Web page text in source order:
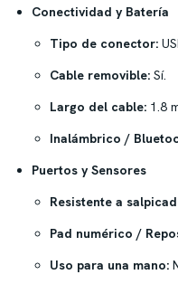
Conectividad y Batería
Tipo de conector:
Cable removible: Sí.
Largo del cable: 1.8
Inalámbrico /
Puertos y Sensores
Resistente a
Pad numérico /
Uso para una mano: